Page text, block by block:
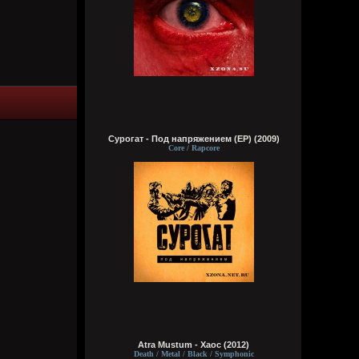
typical crabs
Вчера в 18:20:13
залейте лок дога. раньше дико
доставлял. узнал слушая домино. осень
Вчера в 17:32:03
Официально заявляю, мать ведущего
геймдизайнера The Evil Within просто
тряпка для спермы
Wirtuozik
Вчера в 05:18:26
Меня пися скоро умрет, эх
Wirtuozik
Сурогат - Под напряжением (EP) (2009)
Core / Rapcore
Atra Mustum - Хаос (2012)
Death / Metal / Black / Symphonic